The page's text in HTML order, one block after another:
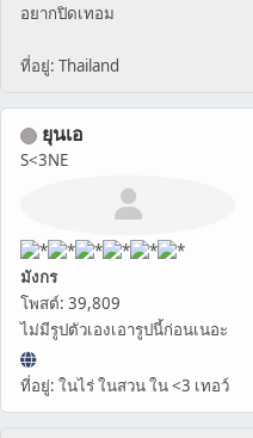
อยากปิดเทอม
ที่อยู่: Thailand
ยุนเอ
S<3NE
มังกร
โพสต์: 39,809
ไม่มีรูปตัวเองเอารูปนี้ก่อนเนอะ
ที่อยู่: ในไร่ ในสวน ใน <3 เทอว์